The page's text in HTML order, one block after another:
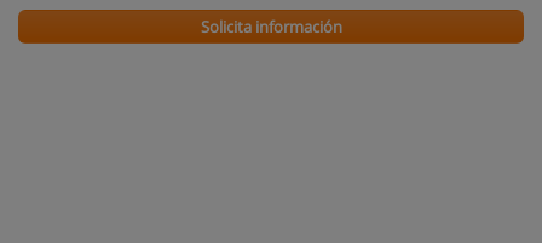
Solicita información